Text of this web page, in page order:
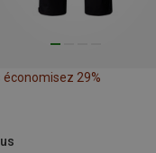
économisez 29%